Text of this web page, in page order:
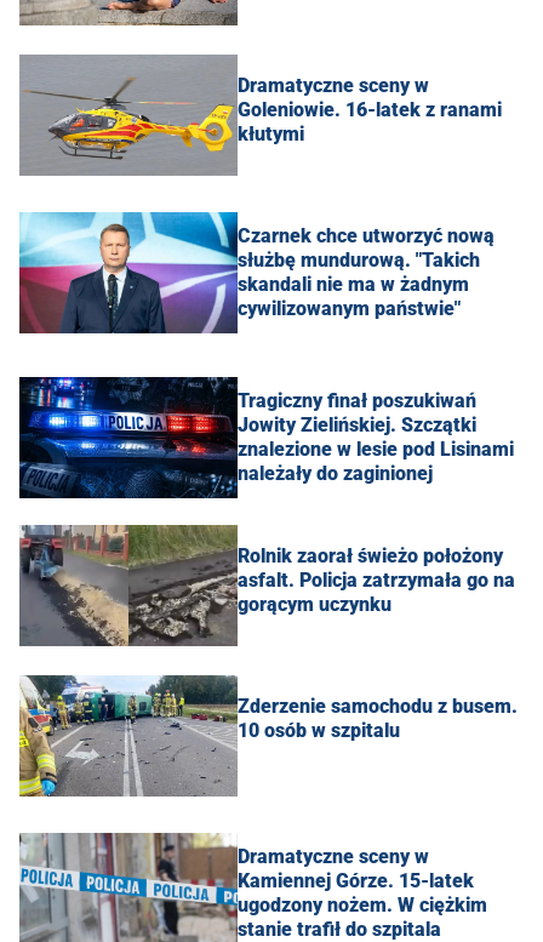
Dramatyczne sceny w
Goleniowie. 16-latek z ranami
kłutymi
Czarnek chce utworzyć nową
służbę mundurową. "Takich
skandali nie ma w żadnym
cywilizowanym państwie"
Tragiczny finał poszukiwań
Jowity Zielińskiej. Szczątki
znalezione w lesie pod Lisinami
należały do zaginionej
Rolnik zaorał świeżo położony
asfalt. Policja zatrzymała go na
gorącym uczynku
Zderzenie samochodu z busem.
10 osób w szpitalu
Dramatyczne sceny w
Kamiennej Górze. 15-latek
ugodzony nożem. W ciężkim
stanie trafił do szpitala